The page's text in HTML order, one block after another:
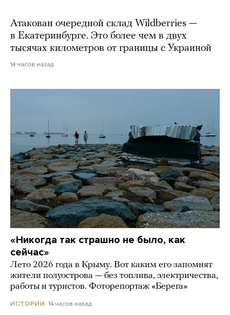
Атакован очередной склад Wildberries —
в Екатеринбурге. Это более чем в двух
тысячах километров от границы с Украиной
14 часов назад
«Никогда так страшно не было, как
сейчас»
Лето 2026 года в Крыму. Вот каким его запомнят
жители полуострова — без топлива, электричества,
работы и туристов. Фоторепортаж «Берега»
ИСТОРИИ 14 часов назад